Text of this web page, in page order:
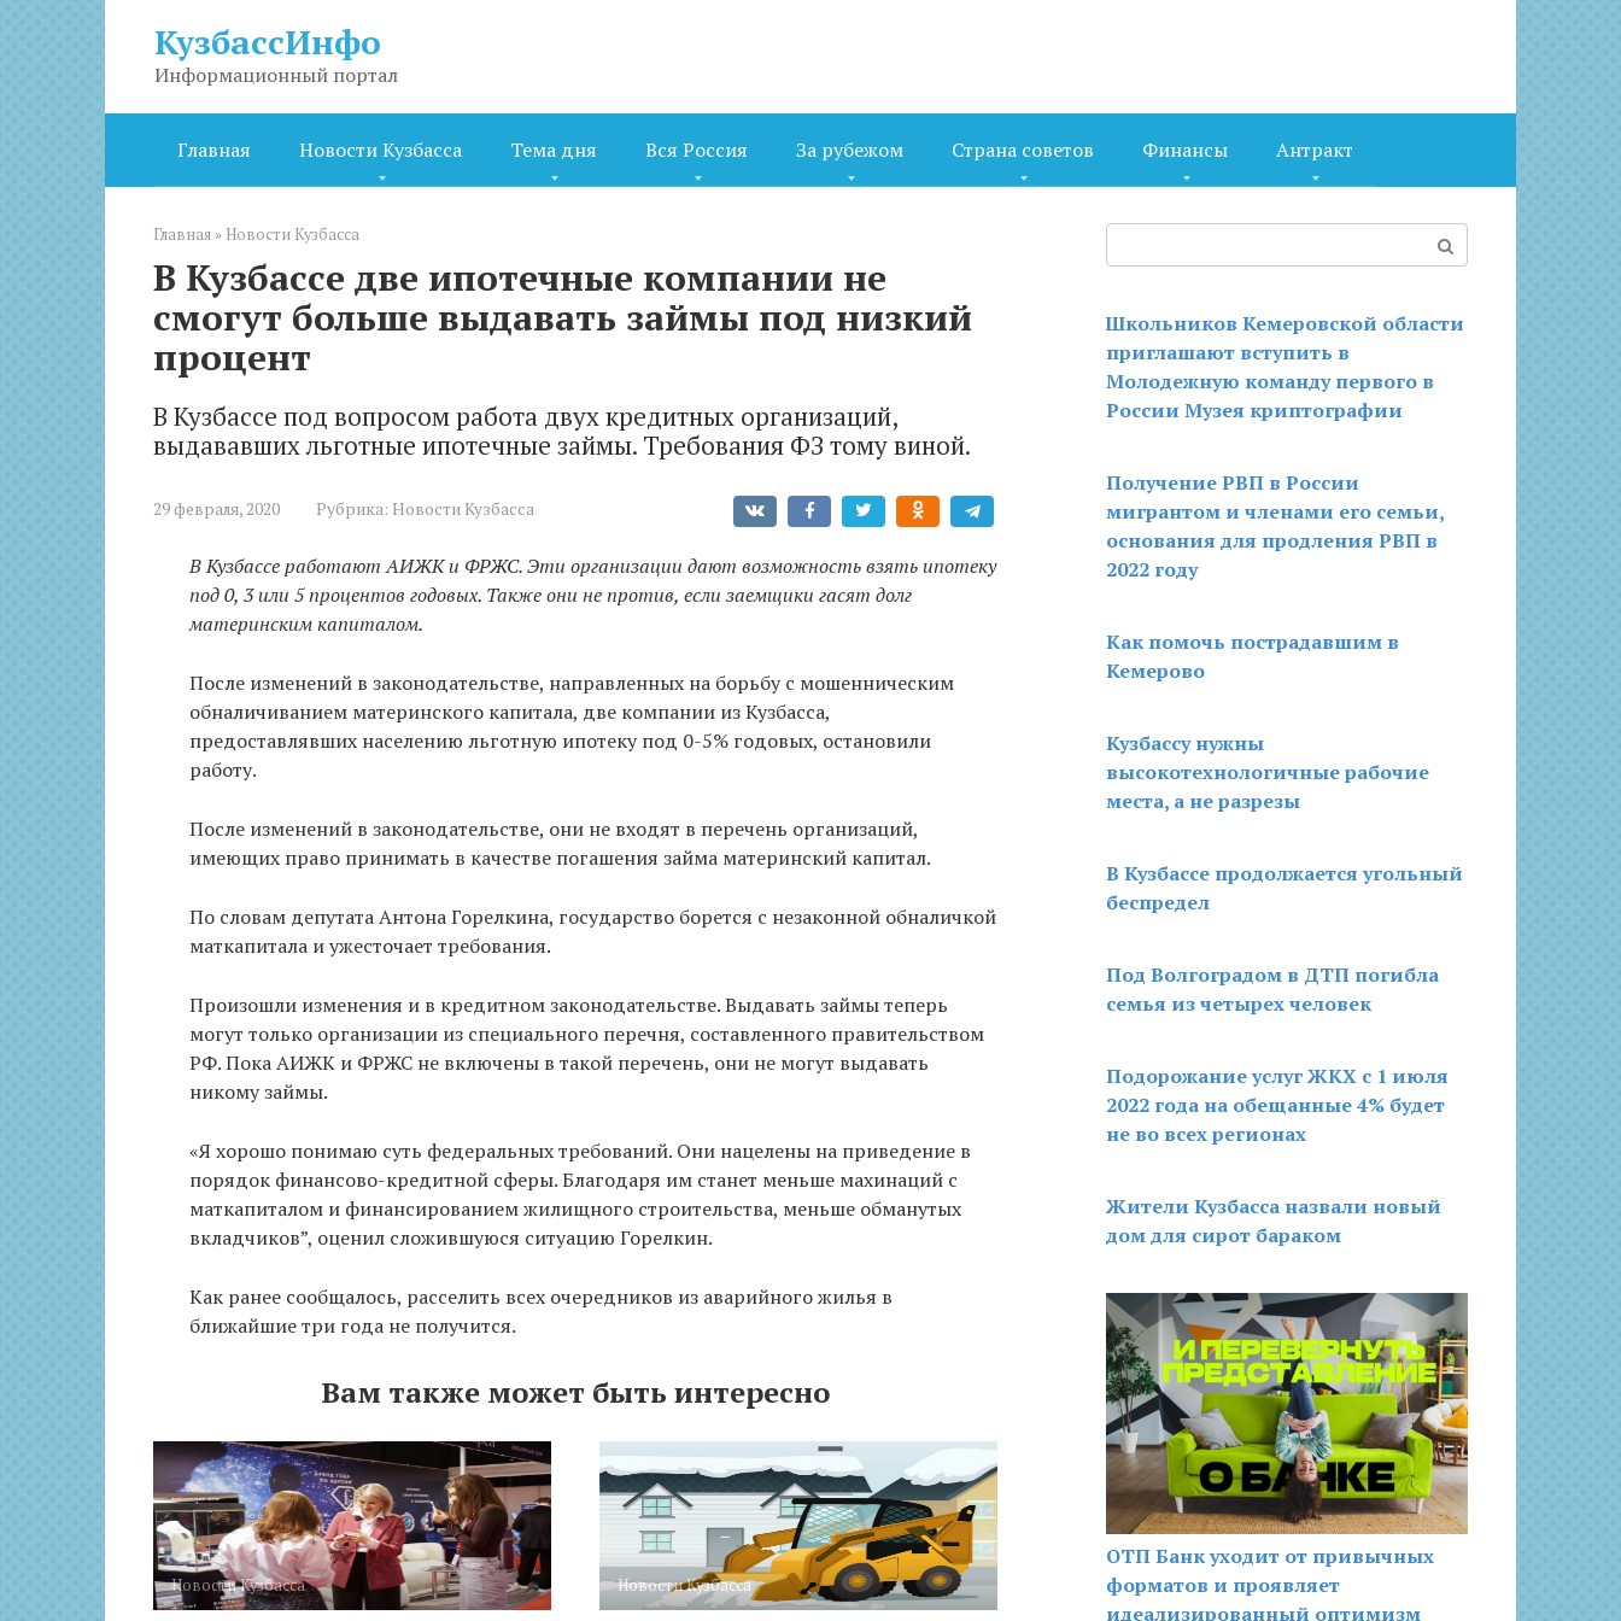
КузбассИнфо
Информационный портал
Главная Новости Кузбасса Тема дня Вся Россия За рубежом Страна советов Финансы Антракт
Главная » Новости Кузбасса
В Кузбассе две ипотечные компании не
смогут больше выдавать займы под низкий
процент
В Кузбассе под вопросом работа двух кредитных организаций,
выдававших льготные ипотечные займы. Требования ФЗ тому виной.
29 февраля, 2020 Рубрика: Новости Кузбасса
В Кузбассе работают АИЖК и ФРЖС. Эти организации дают возможность взять ипотеку
под 0, 3 или 5 процентов годовых. Также они не против, если заемщики гасят долг
материнским капиталом.
После изменений в законодательстве, направленных на борьбу с мошенническим
обналичиванием материнского капитала, две компании из Кузбасса,
предоставлявших населению льготную ипотеку под 0-5% годовых, остановили
работу.
После изменений в законодательстве, они не входят в перечень организаций,
имеющих право принимать в качестве погашения займа материнский капитал.
По словам депутата Антона Горелкина, государство борется с незаконной обналичкой
маткапитала и ужесточает требования.
Произошли изменения и в кредитном законодательстве. Выдавать займы теперь
могут только организации из специального перечня, составленного правительством
РФ. Пока АИЖК и ФРЖС не включены в такой перечень, они не могут выдавать
никому займы.
«Я хорошо понимаю суть федеральных требований. Они нацелены на приведение в
порядок финансово-кредитной сферы. Благодаря им станет меньше махинаций с
маткапиталом и финансированием жилищного строительства, меньше обманутых
вкладчиков”, оценил сложившуюся ситуацию Горелкин.
Как ранее сообщалось, расселить всех очередников из аварийного жилья в
ближайшие три года не получится.
Вам также может быть интересно
Новости Кузбасса Новости Кузбасса
Школьников Кемеровской области
приглашают вступить в
Молодежную команду первого в
России Музея криптографии
Получение РВП в России
мигрантом и членами его семьи,
основания для продления РВП в
2022 году
Как помочь пострадавшим в
Кемерово
Кузбассу нужны
высокотехнологичные рабочие
места, а не разрезы
В Кузбассе продолжается угольный
беспредел
Под Волгоградом в ДТП погибла
семья из четырех человек
Подорожание услуг ЖКХ с 1 июля
2022 года на обещанные 4% будет
не во всех регионах
Жители Кузбасса назвали новый
дом для сирот бараком
ОТП Банк уходит от привычных
форматов и проявляет
идеализированный оптимизм